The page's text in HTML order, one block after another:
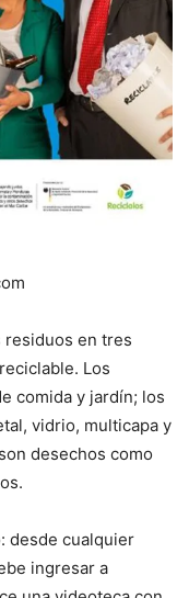
residuos en tres
Los
comida y jardín; los
vidrio, multicapa y
desechos como
desde cualquier
ingresar a